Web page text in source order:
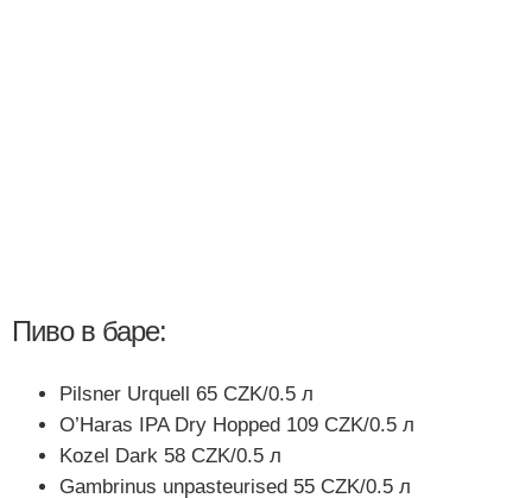
Пиво в баре:
Pilsner Urquell 65 CZK/0.5 л
O’Haras IPA Dry Hopped 109 CZK/0.5 л
Kozel Dark 58 CZK/0.5 л
Gambrinus unpasteurised 55 CZK/0.5 л